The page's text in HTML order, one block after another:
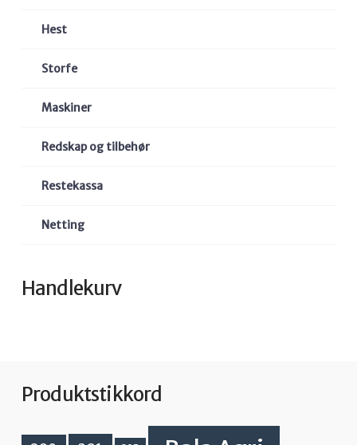
Hest
Storfe
Maskiner
Redskap og tilbehør
Restekassa
Netting
Handlekurv
Produktstikkord